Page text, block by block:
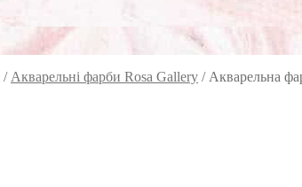
/ Акварельні фарби Rosa Gallery / Акварельна